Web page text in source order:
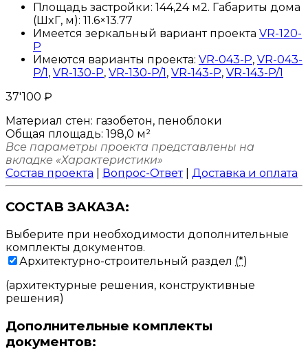
Площадь застройки: 144,24 м2. Габариты дома
(ШxГ, м): 11.6×13.77
Имеется зеркальный вариант проекта VR-120-
P
Имеются варианты проекта: VR-043-P, VR-043-
P/1, VR-130-P, VR-130-P/1, VR-143-P, VR-143-P/1
37'100 ₽
Материал стен: газобетон, пеноблоки
Общая площадь: 198,0 м²
Все параметры проекта представлены на
вкладке «Характеристики»
Состав проекта
Вопрос-Ответ| Доставка и оплата
СОСТАВ ЗАКАЗА:
Выберите при необходимости дополнительные
комплекты документов.
Архитектурно-строительный раздел (*)
(архитектурные решения, конструктивные
решения)
Дополнительные комплекты
документов: